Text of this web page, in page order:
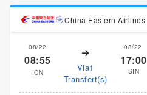
China Eastern Airlines
08/22
08:55
ICN
Via1
Transfert(s)
08/22
17:00
SIN